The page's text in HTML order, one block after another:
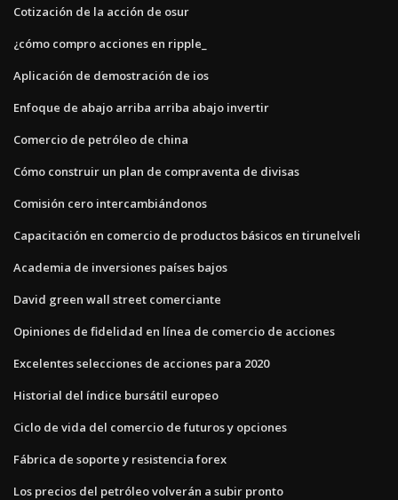
Cotización de la acción de osur
¿cómo compro acciones en ripple_
Aplicación de demostración de ios
Enfoque de abajo arriba arriba abajo invertir
Comercio de petróleo de china
Cómo construir un plan de compraventa de divisas
Comisión cero intercambiándonos
Capacitación en comercio de productos básicos en tirunelveli
Academia de inversiones países bajos
David green wall street comerciante
Opiniones de fidelidad en línea de comercio de acciones
Excelentes selecciones de acciones para 2020
Historial del índice bursátil europeo
Ciclo de vida del comercio de futuros y opciones
Fábrica de soporte y resistencia forex
Los precios del petróleo volverán a subir pronto